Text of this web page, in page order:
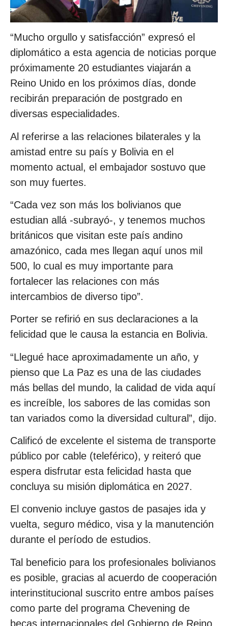
“Mucho orgullo y satisfacción” expresó el
diplomático a esta agencia de noticias porque
próximamente 20 estudiantes viajarán a
Reino Unido en los próximos días, donde
recibirán preparación de postgrado en
diversas especialidades.
Al referirse a las relaciones bilaterales y la
amistad entre su país y Bolivia en el
momento actual, el embajador sostuvo que
son muy fuertes.
“Cada vez son más los bolivianos que
estudian allá -subrayó-, y tenemos muchos
británicos que visitan este país andino
amazónico, cada mes llegan aquí unos mil
500, lo cual es muy importante para
fortalecer las relaciones con más
intercambios de diverso tipo”.
Porter se refirió en sus declaraciones a la
felicidad que le causa la estancia en Bolivia.
“Llegué hace aproximadamente un año, y
pienso que La Paz es una de las ciudades
más bellas del mundo, la calidad de vida aquí
es increíble, los sabores de las comidas son
tan variados como la diversidad cultural”, dijo.
Calificó de excelente el sistema de transporte
público por cable (teleférico), y reiteró que
espera disfrutar esta felicidad hasta que
concluya su misión diplomática en 2027.
El convenio incluye gastos de pasajes ida y
vuelta, seguro médico, visa y la manutención
durante el período de estudios.
Tal beneficio para los profesionales bolivianos
es posible, gracias al acuerdo de cooperación
interinstitucional suscrito entre ambos países
como parte del programa Chevening de
becas internacionales del Gobierno de Reino